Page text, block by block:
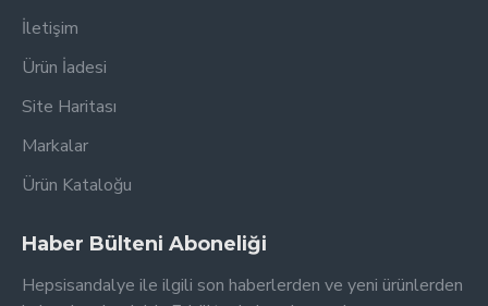
İletişim
Ürün İadesi
Site Haritası
Markalar
Ürün Kataloğu
Haber Bülteni Aboneliği
Hepsisandalye ile ilgili son haberlerden ve yeni ürünlerden